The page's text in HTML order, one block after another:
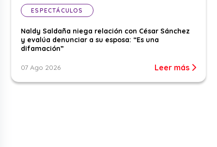
ESPECTÁCULOS
Naldy Saldaña niega relación con César Sánchez
y evalúa denunciar a su esposa: “Es una
difamación”
07 Ago 2026 Leer más